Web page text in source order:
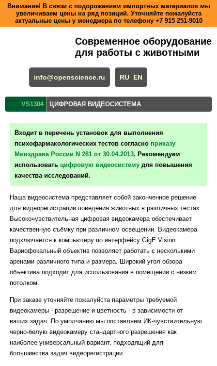
Внимание! В связи с подорожанием импортных материалов мы
увеличиваем цены на ряд позиций. Уточняйте пожалуйста
актуальные цены у менеджера по телефону +7 915 251-9010
Современное оборудование
для работы с животными
info@openscience.ru RU EN
VS1304 ЦИФРОВАЯ ВИДЕОСИСТЕМА
Входит в перечень установок для выполнения
психофармакологических тестов согласно приказу
Минздрава России N 281 от 30.04.2013. Рекомендуем
использовать цифровую видеосистему для повышения
качества исследований.
Наша видеосистема представляет собой законченное решение
для видеорегистрации поведения животных в различных тестах.
Высокочувствительная цифровая видеокамера обеспечивает
качественную съёмку при различном освещении. Видеокамера
подключается к компьютеру по интерфейсу GigE Vision.
Вариофокальный объектив позволяет работать с несколькими
аренами различного типа и размера. Широкий угол обзора
объектива подходит для использования в помещении с низким
потолком.
При заказе уточняйте пожалуйста параметры требуемой
видеокамеры - разрешение и цветность - в зависимости от
ваших задач. По умолчанию мы поставляем ИК-чувствительную
черно-белую видеокамеру стандартного разрешения как
наиболее универсальный вариант, подходящий для
большинства задач видеорегистрации.